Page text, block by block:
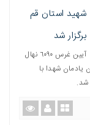
شهید استان قم
برگزار شد
آیین غرس ٦٠٩٠ نهال
یادمان شهدا با
شد.